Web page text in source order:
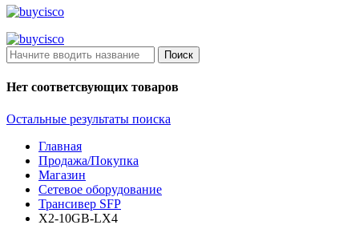
Поиск
Нет соответсвующих товаров
Остальные результаты поиска
Главная
Продажа/Покупка
Магазин
Сетевое оборудование
Трансивер SFP
X2-10GB-LX4